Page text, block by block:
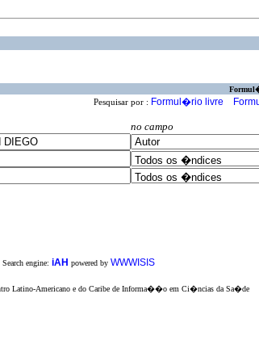
Pesquisar por : Formul�rio livre
no campo
Search engine: iAH powered by WWWISIS
Latino-Americano e do Caribe de Informa��o em Ci�ncias da Sa�de